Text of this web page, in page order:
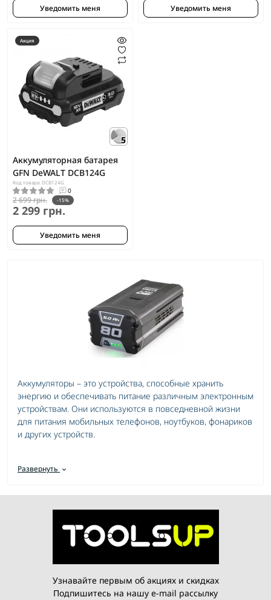
Уведомить меня Уведомить меня
Акция
5
Аккумуляторная батарея
GFN DeWALT DCB124G
Код товара: DCB124G
0
2 699 грн. -15%
2 299 грн.
Уведомить меня
Аккумуляторы – это устройства, способные хранить
энергию и обеспечивать питание различным электронным
устройствам. Они используются в повседневной жизни
для питания мобильных телефонов, ноутбуков, фонариков
и других устройств.
литий-ионные, никель-металл-гидридные, никель-
свои уникальные характеристики и применение в
различных областях.
Аккумуляторы литий-ионные: обладают высокой
Они часто используются в мобильных устройствах и
ноутбуках.
Аккумуляторы никель-металл-гидридные: надежные и
Развернуть
Узнавайте первым об акциях и скидках
Подпишитесь на нашу e-mail рассылку